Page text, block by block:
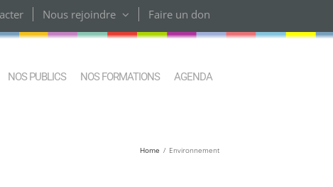
Nous rejoindre Faire un don
NOS PUBLICS NOS FORMATIONS AGENDA
Home Environnement